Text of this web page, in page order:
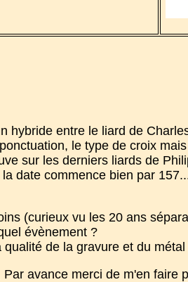
hybride entre le liard de
le type de croix
sur les derniers liards de
date commence bien par
(curieux vu les 20 ans
évènement ?
de la gravure et du métal
avance merci de m'en faire